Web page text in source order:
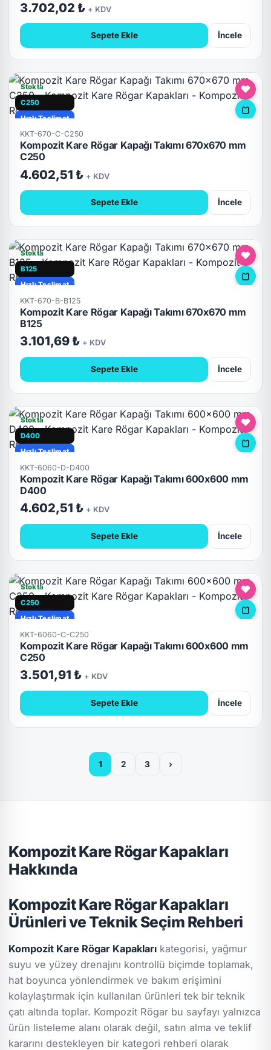
3.702,02 ₺ + KDV
Sepete Ekle İncele
Stokta
C250
Hızlı Teslimat
KKT-670-C-C250
Kompozit Kare Rögar Kapağı Takımı 670x670 mm
C250
4.602,51 ₺ + KDV
Sepete Ekle İncele
Stokta
B125
Hızlı Teslimat
KKT-670-B-B125
Kompozit Kare Rögar Kapağı Takımı 670x670 mm
B125
3.101,69 ₺ + KDV
Sepete Ekle İncele
Stokta
D400
Hızlı Teslimat
KKT-6060-D-D400
Kompozit Kare Rögar Kapağı Takımı 600x600 mm
D400
4.602,51 ₺ + KDV
Sepete Ekle İncele
Stokta
C250
Hızlı Teslimat
KKT-6060-C-C250
Kompozit Kare Rögar Kapağı Takımı 600x600 mm
C250
3.501,91 ₺ + KDV
Sepete Ekle İncele
1 2 3 ›
Kompozit Kare Rögar Kapakları
Hakkında
Kompozit Kare Rögar Kapakları
Ürünleri ve Teknik Seçim Rehberi
Kompozit Kare Rögar Kapakları kategorisi, yağmur
suyu ve yüzey drenajını kontrollü biçimde toplamak,
hat boyunca yönlendirmek ve bakım erişimini
kolaylaştırmak için kullanılan ürünleri tek bir teknik
çatı altında toplar. Kompozit Rögar bu sayfayı yalnızca
ürün listeleme alanı olarak değil, satın alma ve teklif
kararını destekleyen bir kategori rehberi olarak